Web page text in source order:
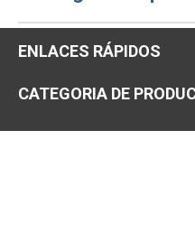
ENLACES RÁPIDOS
CATEGORIA DE